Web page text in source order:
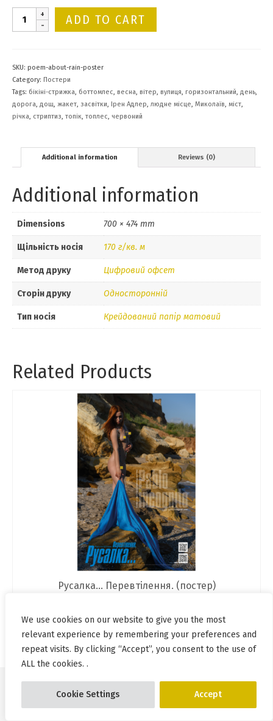
We use cookies on our website to give you the most
relevant experience by remembering your preferences and
repeat visits. By clicking “Accept”, you consent to the use of
ALL the cookies. .
Cookie Settings Accept
про
ADD TO CART
SKU: poem-about-rain-poster
Category: Постери
Tags: бікіні-стрижка, боттомлес, весна, вітер, вулиця, горизонтальний, день,
дорога, дощ, жакет, засвітки, Ірен Адлер, людне місце, Миколаїв, міст,
річка, стриптиз, топік, топлес, червоний
Additional information Reviews (0)
Additional information
Dimensions 700 × 474 mm
Щільність носія 170 г/кв. м
Метод друку Цифровий офсет
Сторін друку Односторонній
Тип носія Крейдований папір матовий
Related Products
Русалка… Перевтілення. (постер)
100,00₴ – 775,00₴ Price
range:
100,00 ₴
SELECT OPTIONS
This